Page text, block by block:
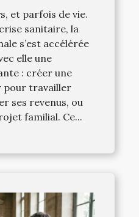
et parfois de vie.
sanitaire, la
s’est accélérée
elle une
: créer une
pour travailler
ses revenus, ou
familial. Ce...